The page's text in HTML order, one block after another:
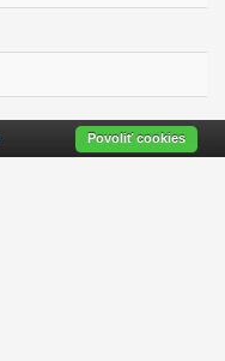
Povoliť cookies